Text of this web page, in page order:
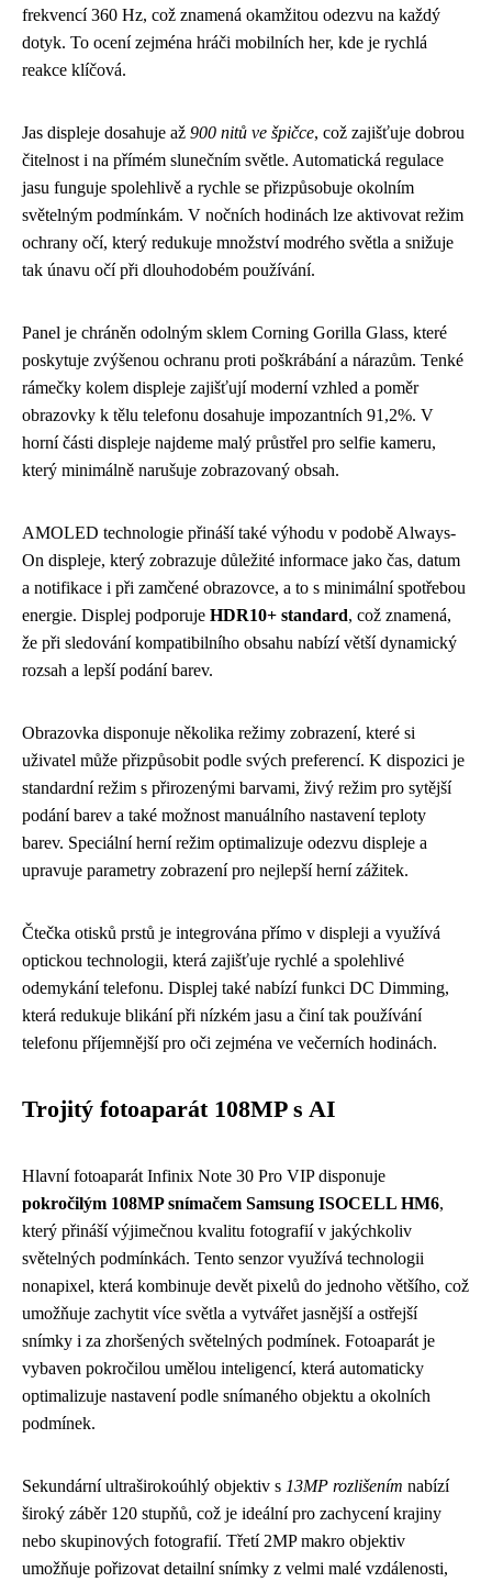
frekvencí 360 Hz, což znamená okamžitou odezvu na každý
dotyk. To ocení zejména hráči mobilních her, kde je rychlá
reakce klíčová.
Jas displeje dosahuje až 900 nitů ve špičce, což zajišťuje dobrou
čitelnost i na přímém slunečním světle. Automatická regulace
jasu funguje spolehlivě a rychle se přizpůsobuje okolním
světelným podmínkám. V nočních hodinách lze aktivovat režim
ochrany očí, který redukuje množství modrého světla a snižuje
tak únavu očí při dlouhodobém používání.
Panel je chráněn odolným sklem Corning Gorilla Glass, které
poskytuje zvýšenou ochranu proti poškrábání a nárazům. Tenké
rámečky kolem displeje zajišťují moderní vzhled a poměr
obrazovky k tělu telefonu dosahuje impozantních 91,2%. V
horní části displeje najdeme malý průstřel pro selfie kameru,
který minimálně narušuje zobrazovaný obsah.
AMOLED technologie přináší také výhodu v podobě Always-
On displeje, který zobrazuje důležité informace jako čas, datum
a notifikace i při zamčené obrazovce, a to s minimální spotřebou
energie. Displej podporuje HDR10+ standard, což znamená,
že při sledování kompatibilního obsahu nabízí větší dynamický
rozsah a lepší podání barev.
Obrazovka disponuje několika režimy zobrazení, které si
uživatel může přizpůsobit podle svých preferencí. K dispozici je
standardní režim s přirozenými barvami, živý režim pro sytější
podání barev a také možnost manuálního nastavení teploty
barev. Speciální herní režim optimalizuje odezvu displeje a
upravuje parametry zobrazení pro nejlepší herní zážitek.
Čtečka otisků prstů je integrována přímo v displeji a využívá
optickou technologii, která zajišťuje rychlé a spolehlivé
odemykání telefonu. Displej také nabízí funkci DC Dimming,
která redukuje blikání při nízkém jasu a činí tak používání
telefonu příjemnější pro oči zejména ve večerních hodinách.
Trojitý fotoaparát 108MP s AI
Hlavní fotoaparát Infinix Note 30 Pro VIP disponuje
pokročilým 108MP snímačem Samsung ISOCELL HM6,
který přináší výjimečnou kvalitu fotografií v jakýchkoliv
světelných podmínkách. Tento senzor využívá technologii
nonapixel, která kombinuje devět pixelů do jednoho většího, což
umožňuje zachytit více světla a vytvářet jasnější a ostřejší
snímky i za zhoršených světelných podmínek. Fotoaparát je
vybaven pokročilou umělou inteligencí, která automaticky
optimalizuje nastavení podle snímaného objektu a okolních
podmínek.
Sekundární ultraširokoúhlý objektiv s 13MP rozlišením nabízí
široký záběr 120 stupňů, což je ideální pro zachycení krajiny
nebo skupinových fotografií. Třetí 2MP makro objektiv
umožňuje pořizovat detailní snímky z velmi malé vzdálenosti,